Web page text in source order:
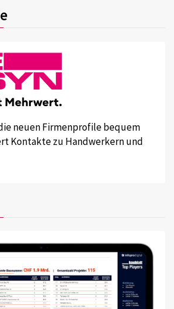
neuen Firmenprofile bequem
Kontakte zu Handwerkern und